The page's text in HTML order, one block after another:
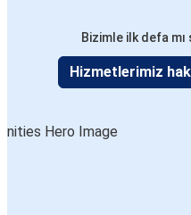
Bizimle ilk defa
Hizmetlerimiz